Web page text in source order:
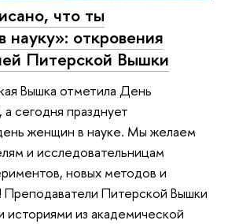
что ты
науку»: откровения
Питерской Вышки
Вышка отметила День
сегодня празднует
женщин в науке. Мы желаем
и исследовательницам
новых методов и
Преподаватели Питерской Вышки
историями из академической